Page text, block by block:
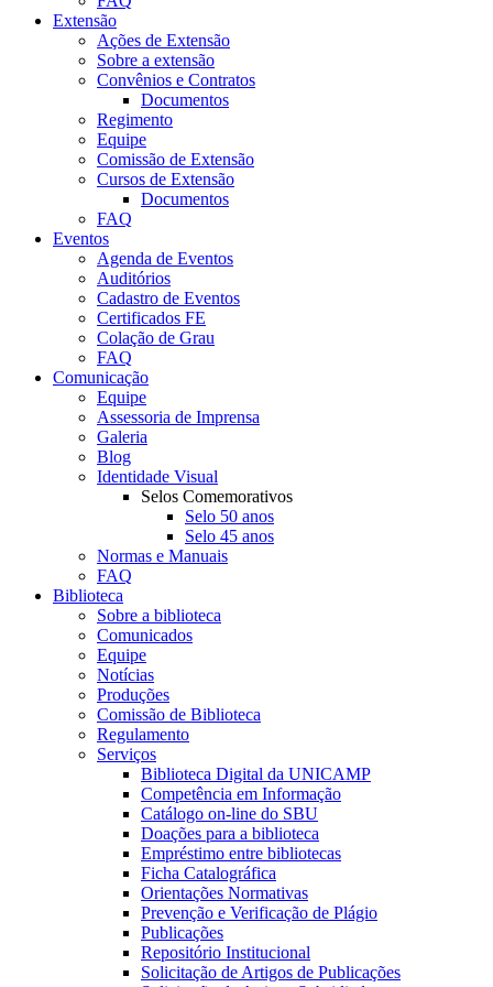
Extensão
Ações de Extensão
Sobre a extensão
Convênios e Contratos
Documentos
Regimento
Equipe
Comissão de Extensão
Cursos de Extensão
Documentos
FAQ
Eventos
Agenda de Eventos
Auditórios
Cadastro de Eventos
Certificados FE
Colação de Grau
FAQ
Comunicação
Equipe
Assessoria de Imprensa
Galeria
Blog
Identidade Visual
Selos Comemorativos
Selo 50 anos
Selo 45 anos
Normas e Manuais
FAQ
Biblioteca
Sobre a biblioteca
Comunicados
Equipe
Notícias
Produções
Comissão de Biblioteca
Regulamento
Serviços
Biblioteca Digital da UNICAMP
Competência em Informação
Catálogo on-line do SBU
Doações para a biblioteca
Empréstimo entre bibliotecas
Ficha Catalográfica
Orientações Normativas
Prevenção e Verificação de Plágio
Publicações
Repositório Institucional
Solicitação de Artigos de Publicações